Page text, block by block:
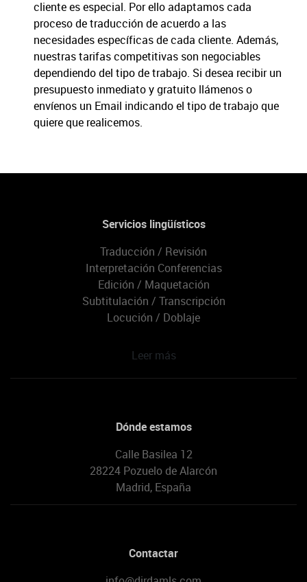
cliente es especial. Por ello adaptamos cada
proceso de traducción de acuerdo a las
necesidades específicas de cada cliente. Además,
nuestras tarifas competitivas son negociables
dependiendo del tipo de trabajo. Si desea recibir un
presupuesto inmediato y gratuito llámenos o
envíenos un Email indicando el tipo de trabajo que
quiere que realicemos.
Servicios lingüísticos
Traducción / Revisión
Interpretación Conferencias
Edición / Maquetación
Subtitulación / Transcripción
Locución / Doblaje
Leer más
Dónde estamos
Calle Basilea 12
28224 Pozuelo de Alarcón
Madrid, España
Contactar